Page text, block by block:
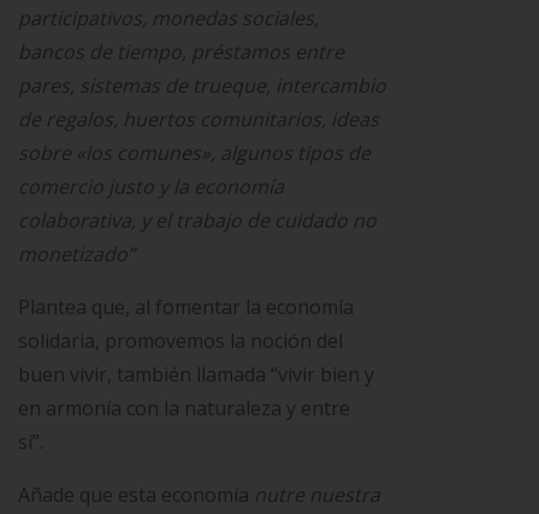
participativos, monedas sociales,
bancos de tiempo, préstamos entre
pares, sistemas de trueque, intercambio
de regalos, huertos comunitarios, ideas
sobre «los comunes», algunos tipos de
comercio justo y la economía
colaborativa, y el trabajo de cuidado no
monetizado”
Plantea que, al fomentar la economía
solidaria, promovemos la noción del
buen vivir, también llamada “vivir bien y
en armonía con la naturaleza y entre
sí”.
Añade que esta economía nutre nuestra